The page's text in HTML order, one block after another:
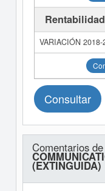
Consultar
Comentarios
(EXTINGUIDA)